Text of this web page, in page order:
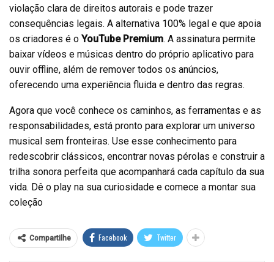
violação clara de direitos autorais e pode trazer
consequências legais. A alternativa 100% legal e que apoia
os criadores é o YouTube Premium. A assinatura permite
baixar vídeos e músicas dentro do próprio aplicativo para
ouvir offline, além de remover todos os anúncios,
oferecendo uma experiência fluida e dentro das regras.
Agora que você conhece os caminhos, as ferramentas e as
responsabilidades, está pronto para explorar um universo
musical sem fronteiras. Use esse conhecimento para
redescobrir clássicos, encontrar novas pérolas e construir a
trilha sonora perfeita que acompanhará cada capítulo da sua
vida. Dê o play na sua curiosidade e comece a montar sua
coleção
Compartilhe Facebook Twitter